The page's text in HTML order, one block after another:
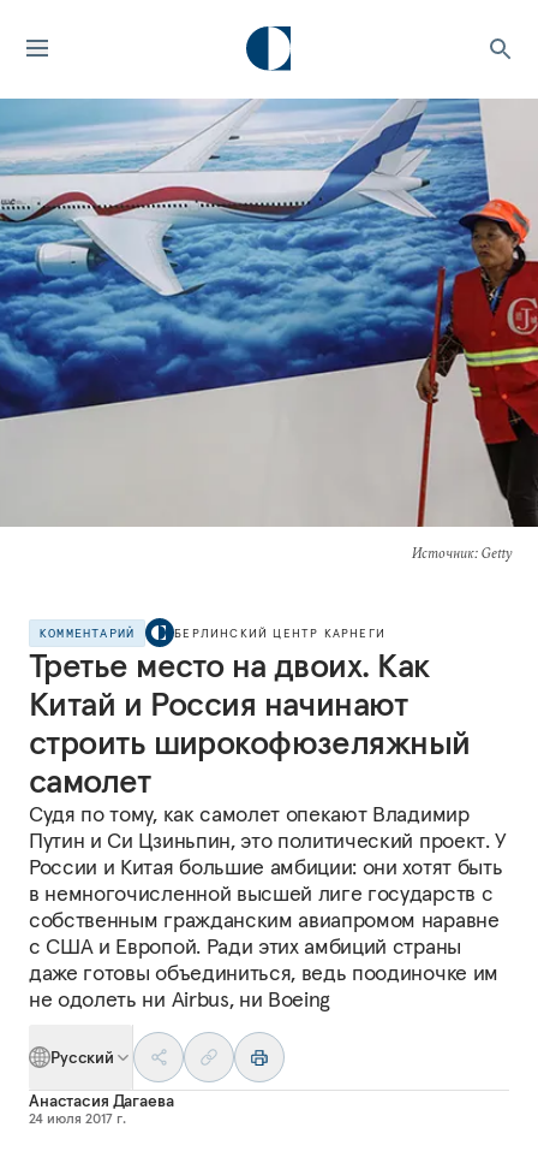
Источник: Getty
КОММЕНТАРИЙ БЕРЛИНСКИЙ ЦЕНТР КАРНЕГИ
Третье место на двоих. Как
Китай и Россия начинают
строить широкофюзеляжный
самолет
Судя по тому, как самолет опекают Владимир
Путин и Си Цзиньпин, это политический проект. У
России и Китая большие амбиции: они хотят быть
в немногочисленной высшей лиге государств с
собственным гражданским авиапромом наравне
с США и Европой. Ради этих амбиций страны
даже готовы объединиться, ведь поодиночке им
не одолеть ни Airbus, ни Boeing
Русский
Анастасия Дагаева
24 июля 2017 г.